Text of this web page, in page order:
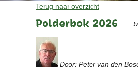
Terug naar overzicht
Polderbok 2026
Door: Peter van den